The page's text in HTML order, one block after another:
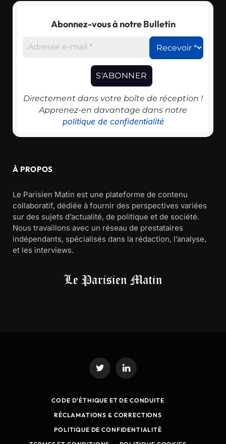
Abonnez-vous à notre Bulletin
Directement dans votre boîte de réception !
Apprenez-en davantage dans notre
politique de confidentialité
À PROPOS
Le Parisien Matin est une plateforme de contenu
collaboratif, dédiée à fournir des perspectives variées
sur des sujets d’actualité, de politique et de société.
Nous travaillons avec un réseau de prestataires
indépendants, spécialisés dans la rédaction, l’analyse,
et les interviews.
Twitter LinkedIn
CODE D’ÉTHIQUE ET DE CONDUITE
RÉCLAMATIONS & CORRECTIONS
POLITIQUE DE CONFIDENTIALITÉ